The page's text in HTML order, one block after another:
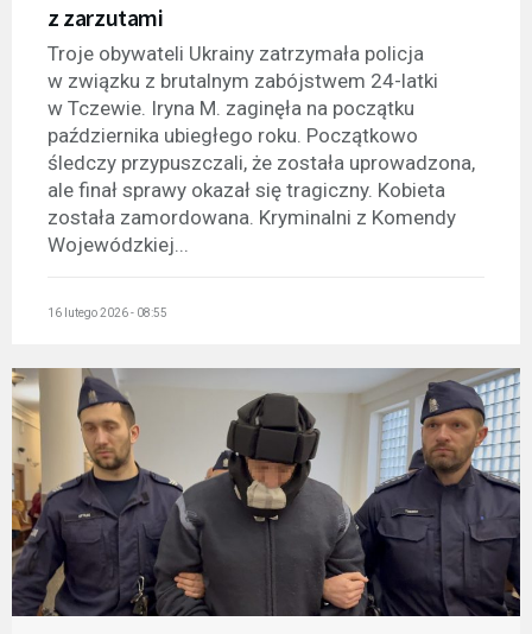
z zarzutami
Troje obywateli Ukrainy zatrzymała policja
w związku z brutalnym zabójstwem 24-latki
w Tczewie. Iryna M. zaginęła na początku
października ubiegłego roku. Początkowo
śledczy przypuszczali, że została uprowadzona,
ale finał sprawy okazał się tragiczny. Kobieta
została zamordowana. Kryminalni z Komendy
Wojewódzkiej...
16 lutego 2026 - 08:55